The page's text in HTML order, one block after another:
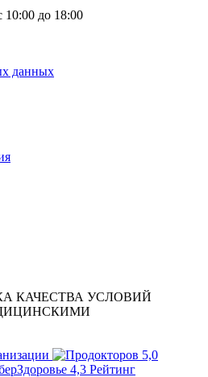
до 18:00
данных
КАЧЕСТВА УСЛОВИЙ
5,0
4,3 Рейтинг